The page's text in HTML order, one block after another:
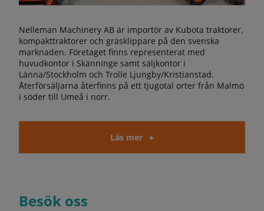
Nelleman Machinery AB är importör av Kubota traktorer,
kompakttraktorer och gräsklippare på den svenska
marknaden. Företaget finns representerat med
huvudkontor i Skänninge samt säljkontor i
Länna/Stockholm och Trolle Ljungby/Kristianstad.
Återförsäljarna återfinns på ett tjugotal orter från Malmö
i söder till Umeå i norr.
Läs mer
Besök oss